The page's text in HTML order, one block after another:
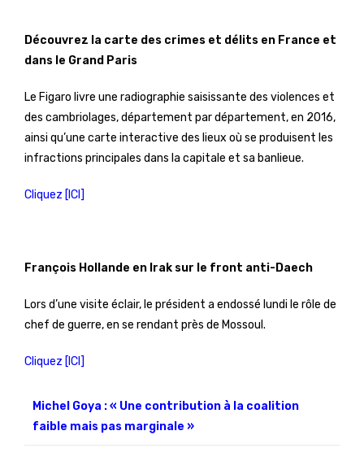
Découvrez la carte des crimes et délits en France et
dans le Grand Paris
Le Figaro livre une radiographie saisissante des violences et
des cambriolages, département par département, en 2016,
ainsi qu’une carte interactive des lieux où se produisent les
infractions principales dans la capitale et sa banlieue.
Cliquez [ICI]
François Hollande en Irak sur le front anti-Daech
Lors d’une visite éclair, le président a endossé lundi le rôle de
chef de guerre, en se rendant près de Mossoul.
Cliquez [ICI]
Michel Goya : « Une contribution à la coalition
faible mais pas marginale »